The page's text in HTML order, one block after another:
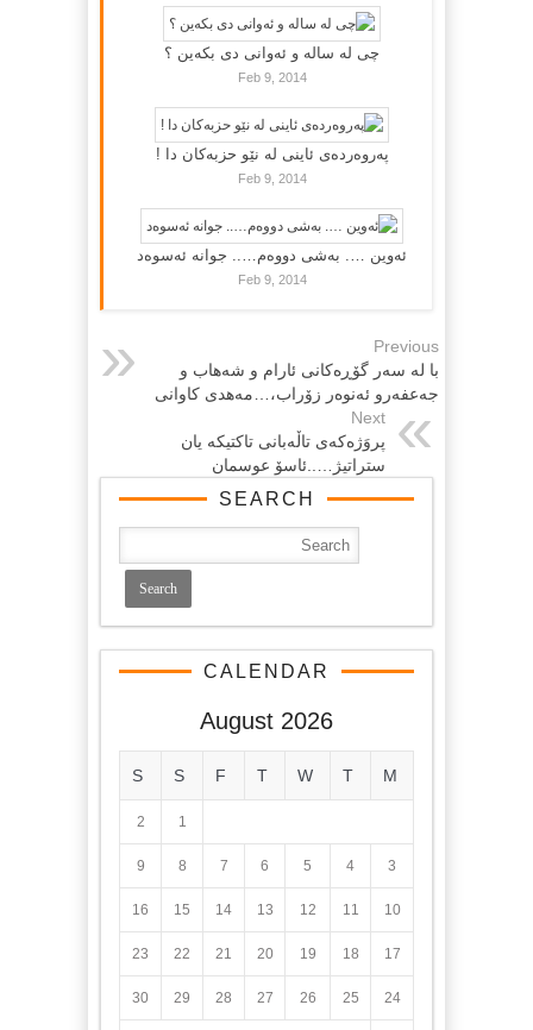
چی لە سالە و ئەوانی دی بكەین ؟
Feb 9, 2014
پەروەردەی ئاینی لە نێو حزبەکان دا !
Feb 9, 2014
ئەوین …. بەشی دووەم….. جوانە ئەسوەد
Feb 9, 2014
Previous
با له سه‌ر گۆڕه‌كانی ئارام و شه‌هاب و
جه‌عفه‌رو ئه‌نوه‌ر زۆراب،…مه‌هدی كاوانی
Next
پروَژەكەى تاڵەبانى تاكتیكە یان
ستراتیژ…..ئاسۆ عوسمان
SEARCH
CALENDAR
August 2026
M
T
W
T
F
S
S
1
2
3
4
5
6
7
8
9
10
11
12
13
14
15
16
17
18
19
20
21
22
23
24
25
26
27
28
29
30